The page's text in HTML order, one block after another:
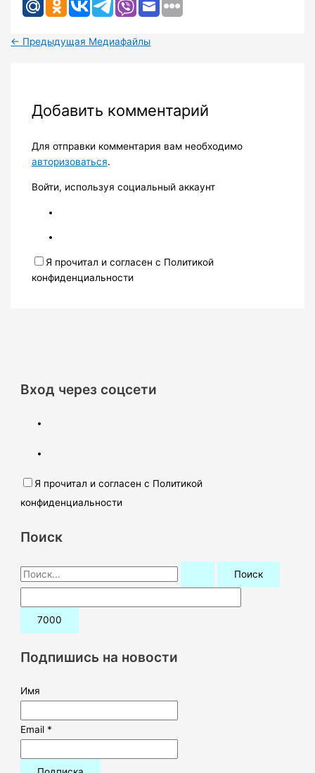
← Предыдущая Медиафайлы
Добавить комментарий
Для отправки комментария вам необходимо
авторизоваться.
Войти, используя социальный аккаунт
Я прочитал и согласен с Политикой
конфиденциальности
Вход через соцсети
Я прочитал и согласен с Политикой
конфиденциальности
Поиск
П
о
и
:Подпишись на новости
Имя
Email *